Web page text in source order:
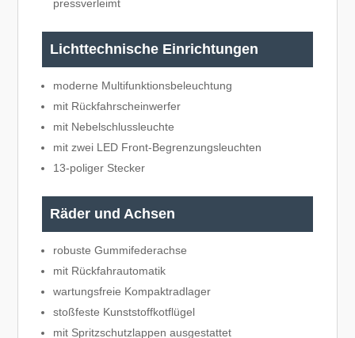
pressverleimt
Lichttechnische Einrichtungen
moderne Multifunktionsbeleuchtung
mit Rückfahrscheinwerfer
mit Nebelschlussleuchte
mit zwei LED Front-Begrenzungsleuchten
13-poliger Stecker
Räder und Achsen
robuste Gummifederachse
mit Rückfahrautomatik
wartungsfreie Kompaktradlager
stoßfeste Kunststoffkotflügel
mit Spritzschutzlappen ausgestattet